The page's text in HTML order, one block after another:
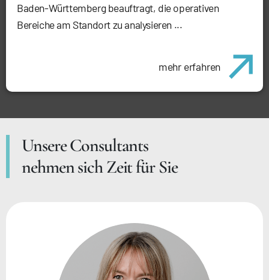
Baden-Württemberg beauftragt, die operativen
Bereiche am Standort zu analysieren ...
mehr erfahren
Unsere Consultants
nehmen sich Zeit für Sie